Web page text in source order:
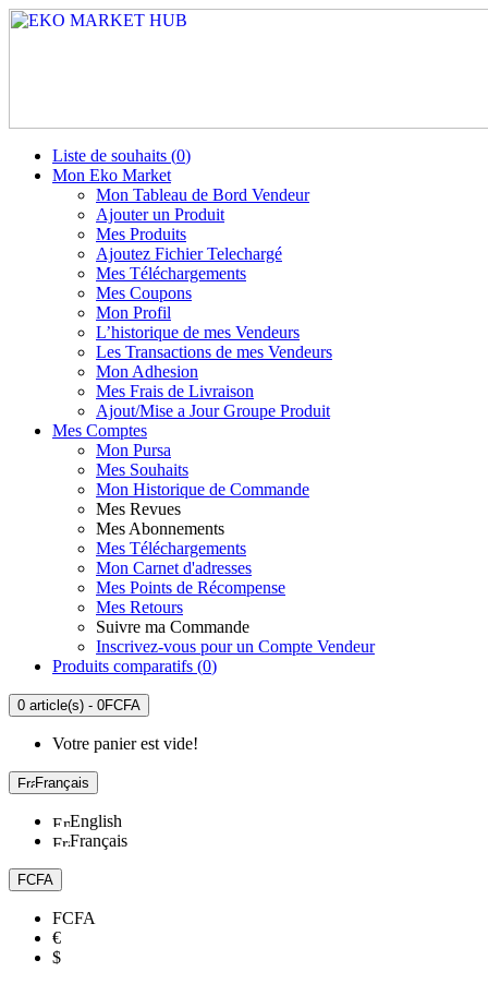
Liste de souhaits (0)
Mon Eko Market
Mon Tableau de Bord Vendeur
Ajouter un Produit
Mes Produits
Ajoutez Fichier Telechargé
Mes Téléchargements
Mes Coupons
Mon Profil
L’historique de mes Vendeurs
Les Transactions de mes Vendeurs
Mon Adhesion
Mes Frais de Livraison
Ajout/Mise a Jour Groupe Produit
Mes Comptes
Mon Pursa
Mes Souhaits
Mon Historique de Commande
Mes Revues
Mes Abonnements
Mes Téléchargements
Mon Carnet d'adresses
Mes Points de Récompense
Mes Retours
Suivre ma Commande
Inscrivez-vous pour un Compte Vendeur
Produits comparatifs (0)
0 article(s) - 0FCFA
Votre panier est vide!
Français
English
Français
FCFA
FCFA
€
$